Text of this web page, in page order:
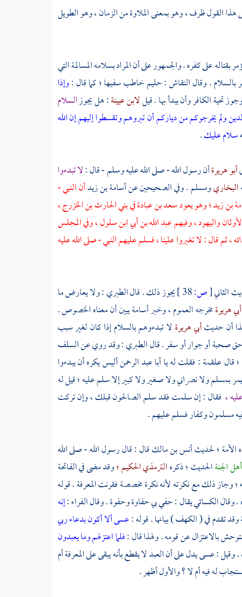
هذا القول ظرف ، وهو بمعنى الملاوة من الزمان ، وهو الطويل
بقتاله على كفره . والجمهور على أن المراد بسلامه المسالمة التي
بالسلام . وقالالنقاش: حليم خاطب سفيها ؛ كما قال :وإذا
تحية الكافر وأن يبدأ بها . قيللابن عيينة: هل يجوزالسلام
ولم يخرجوكم من دياركم أن تبروهم وتقسطوا إليهم إن الله
سلام عليك.
أبو هريرةأن رسول الله - صلى الله عليه وسلم - قال :لا تبدءوا
البخاريومسلم. وفي الصحيحين عنأسامة بن زيدأن النبي -
بن زيد ؛وهو يعودسعد بن عبادةفيبني الحارث بن الخزرج ،
واليهود ،وفيهمعبد الله بن أبي ابن سلول ،وفي المجلس
، ثم قال : لا تغبروا علينا ، فسلم عليهم النبي - صلى الله عليه
الثاني[ص: يجوز ذلك . قالالطبري: ولا يعارض ما
أبي هريرةمخرجه العموم ، وخبرأسامةيبين أن معناه الخصوص .
أن حديثأبي هريرةلا تبدءوهم بالسلام إذا كان لغير سبب
صحبة أو جوار أو سفر . قالالطبري: وقد روي عن السلف
قالعلقمة :فقلت له ياأبا عبد الرحمنأليس يكره أن يبدءوا
بمسلم ولا نصراني ولا صغير ولا كبير إلا سلم عليه ؛ قيل له
، فقال : إن سلمت فقد سلم الصالحون قبلك ، وإن تركت
مسلمون وكفار فسلم عليهم .
الأمة ؛ لحديثأنس بن مالكقال : قال رسول الله - صلى الله
الجنةالحديث ؛ ذكرهالترمذي الحكيم ؛وقد مضى في الفاتحة
؛ وجاز ذلك مع نكرته لأنه نكرة مخصصة فقرنت المعرفة . قوله
. وقالالكسائييقال : حفي بي حفاوة وحفوة . وقالالفراء:إنه
وقد تقدم في ( الكهف ) بيانها . قوله :عسى ألا أكون بدعاء ربي
بالاعتزال عن قومه . ولهذا قال :فلما اعتزلهم وما يعبدون
وقيل : عسى يدل على أن العبد لا يقطع بأنه يبقى على المعرفة أم
له فيه أم لا ؟ والأول أظهر .